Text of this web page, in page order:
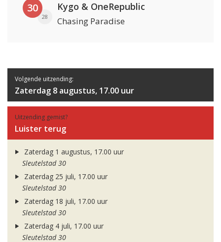
30
28
Kygo & OneRepublic
Chasing Paradise
Volgende uitzending:
Zaterdag 8 augustus, 17.00 uur
Uitzending gemist?
Luister terug
Zaterdag 1 augustus, 17.00 uur
Sleutelstad 30
Zaterdag 25 juli, 17.00 uur
Sleutelstad 30
Zaterdag 18 juli, 17.00 uur
Sleutelstad 30
Zaterdag 4 juli, 17.00 uur
Sleutelstad 30